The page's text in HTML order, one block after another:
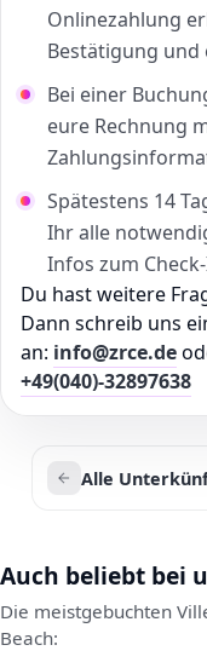
Onlinezahlung
Bestätigung und
Bei einer
eure Rechnung
Spätestens 14
Ihr alle
Infos zum
Du hast weitere
Dann schreib uns
an: info@zrce.de
+49(040)-32897638
Alle
Auch beliebt bei
Die meistgebuchten
Beach: